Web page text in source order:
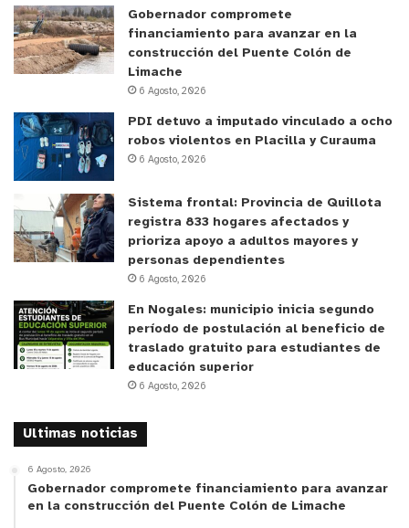
del sporting…https://t.co/nSBumj6Lq6
pic.twitter.com/ZfB4R8WXJ6
— Noticias Valpo Express
(@NoticiasValpoEx)
y tú, ¿qué opinas?
Gobernador compromete
financiamiento para avanzar en la
construcción del Puente Colón de
Limache
6 Agosto, 2026
PDI detuvo a imputado vinculado a ocho
robos violentos en Placilla y Curauma
6 Agosto, 2026
Sistema frontal: Provincia de Quillota
registra 833 hogares afectados y
prioriza apoyo a adultos mayores y
personas dependientes
6 Agosto, 2026
En Nogales: municipio inicia segundo
período de postulación al beneficio de
traslado gratuito para estudiantes de
educación superior
6 Agosto, 2026
Ultimas noticias
6 Agosto, 2026
Gobernador compromete financiamiento para avanzar
en la construcción del Puente Colón de Limache